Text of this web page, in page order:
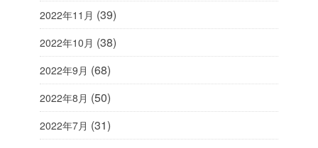
2022年11月 (39)
2022年10月 (38)
2022年9月 (68)
2022年8月 (50)
2022年7月 (31)